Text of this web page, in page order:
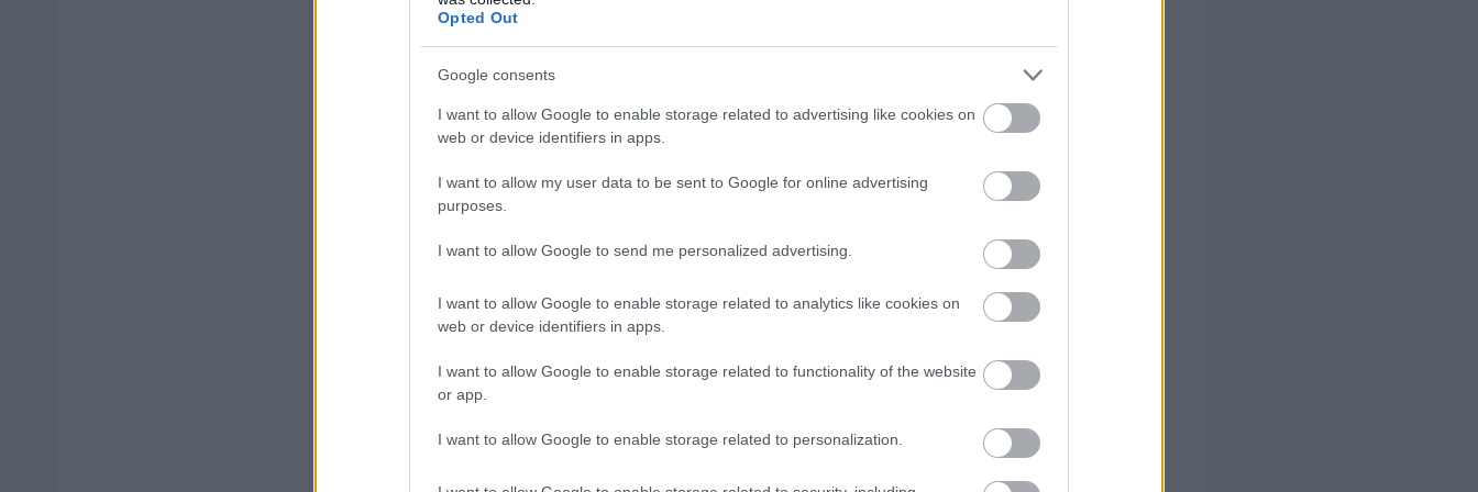
Opted Out
Google consents
I want to allow Google to enable storage related to advertising like cookies on
web or device identifiers in apps.
I want to allow my user data to be sent to Google for online advertising
purposes.
I want to allow Google to send me personalized advertising.
I want to allow Google to enable storage related to analytics like cookies on
web or device identifiers in apps.
I want to allow Google to enable storage related to functionality of the website
or app.
I want to allow Google to enable storage related to personalization.
ωρών κατάρτισης του προγράμματος, αφαιρουμένων των απουσιών.
στις εξετάσεις πιστοποίησης δικαιούται το 100% του συνολικά δικαιούμενου ποσού
για το σύνολο των ωρών κατάρτισης του προγράμματος, αφαιρουμένων των
ΑΣΕΠ: Πιστοποίηση Αγγλικών σε μόνο 2 ημέρες στα χέρια σας
ΑΣΕΠ: Εξ αποστάσεως η πιο Εύκολη Πιστοποίηση Υπολογιστών σε 2